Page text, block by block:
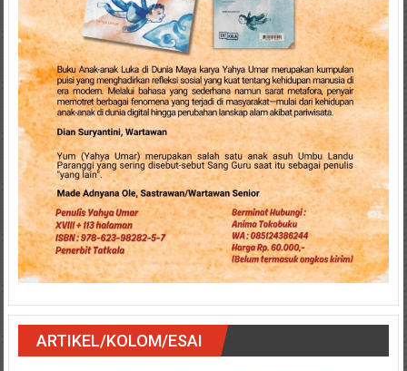
ARTIKEL/KOLOM/ESAI